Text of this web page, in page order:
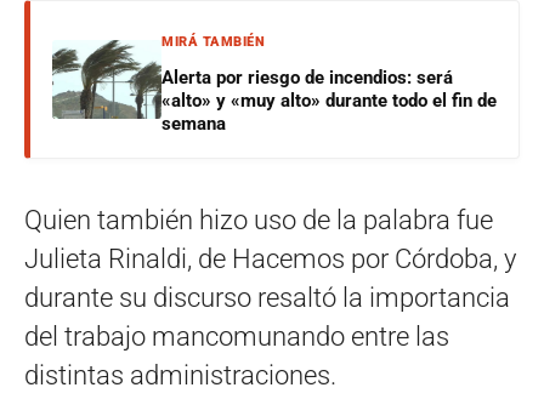
MIRÁ TAMBIÉN
Alerta por riesgo de incendios: será
«alto» y «muy alto» durante todo el fin de
semana
Quien también hizo uso de la palabra fue
Julieta Rinaldi, de Hacemos por Córdoba, y
durante su discurso resaltó la importancia
del trabajo mancomunando entre las
distintas administraciones.